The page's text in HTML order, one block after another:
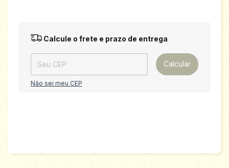
Entregas para o CEP: Alterar CEP
Calcule o frete e prazo de entrega
Calcular
Não sei meu CEP